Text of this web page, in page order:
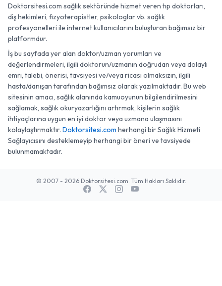
Bursahizmetlerinde sunulan bu yöntemler, sürecin
başarısını doğrudan etkiler.Bursa online psikiyatri
hizmetlerinde ise bu yöntemlere ek olarak farmakolojik
tedavi de değerlendirilir.
Online Psikolojik Danışmanlık Hizmetinin
İşleyişi
Online terapi, dijital platformlar aracılığıyla ruh sağlığı
desteğine erişimi kolaylaştıran bir yöntemdir. Klinik
deneyimlerimiz, bu yöntemin coğrafi engelleri ortadan
kaldırarak bireylerin ihtiyaç duydukları desteğe ulaşmalarını
sağladığını göstermektedir. Süreç, danışanın gizliliği ve
güvenliği ön planda tutularak yapılandırılır. Uzman bir
zeminde kurulması hedeflenir.
Doktorsitesi.com sağlık sektöründe hizmet veren tıp doktorları,
diş hekimleri, fizyoterapistler, psikologlar vb. sağlık
profesyonelleri ile internet kullanıcılarını buluşturan bağımsız bir
platformdur.
İş bu sayfada yer alan doktor/uzman yorumları ve
değerlendirmeleri, ilgili doktorun/uzmanın doğrudan veya dolaylı
emri, talebi, önerisi, tavsiyesi ve/veya ricası olmaksızın, ilgili
hasta/danışan tarafından bağımsız olarak yazılmaktadır. Bu web
sitesinin amacı, sağlık alanında kamuoyunun bilgilendirilmesini
sağlamak, sağlık okuryazarlığını artırmak, kişilerin sağlık
ihtiyaçlarına uygun en iyi doktor veya uzmana ulaşmasını
kolaylaştırmaktır. Doktorsitesi.com herhangi bir Sağlık Hizmeti
Sağlayıcısını desteklemeyip herhangi bir öneri ve tavsiyede
bulunmamaktadır.
© 2007 - 2026 Doktorsitesi.com. Tüm Hakları Saklıdır.